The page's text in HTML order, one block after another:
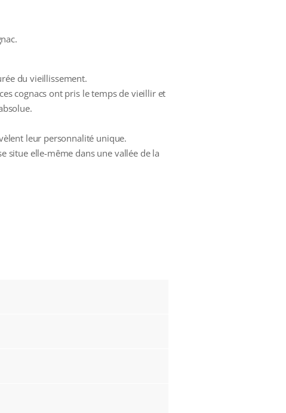
du vieillissement.
cognacs ont pris le temps de vieillir et
leur personnalité unique.
situe elle-même dans une vallée de la